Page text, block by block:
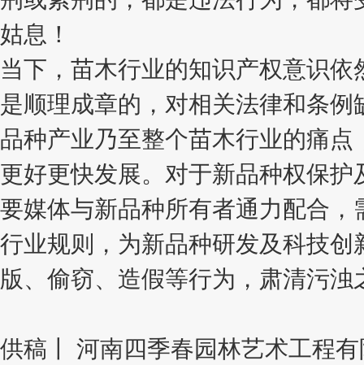
姑息！
当下，苗木行业的知识产权意识
是顺理成章的，对相关法律和条
品种产业乃至整个苗木行业的痛
更好更快发展。对于新品种权保
要媒体与新品种所有者通力配合
行业规则，为新品种研发及科技
版、偷窃、造假等行为，肃清污
供稿丨 河南四季春园林艺术工程